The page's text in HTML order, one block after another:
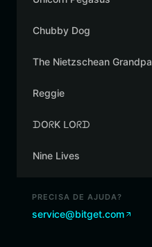
Chubby Dog
The Nietzschean Grandpa
Reggie
ᗪOᖇK ᒪOᖇᗪ
Nine Lives
PRECISA DE AJUDA?
service@bitget.com